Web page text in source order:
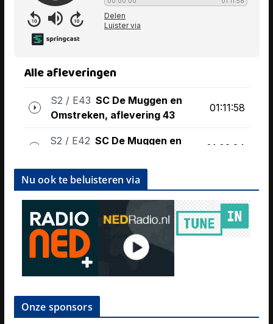
Nu ook te beluisteren via
Onze sponsors